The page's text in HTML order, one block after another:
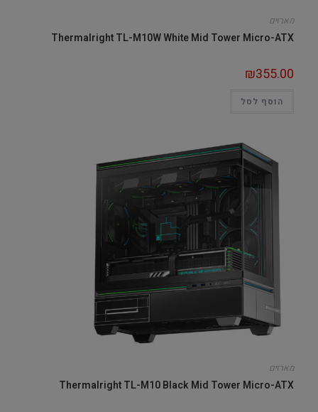
מארזים
Thermalright TL-M10W White Mid Tower Micro-ATX
₪355.00
הוסף לסל
מארזים
Thermalright TL-M10 Black Mid Tower Micro-ATX